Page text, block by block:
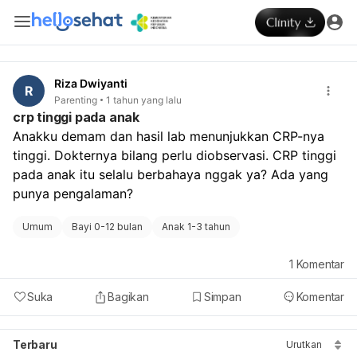
R Riza Dwiyanti
Parenting 1 tahun yang lalu
crp tinggi pada anak
Anakku demam dan hasil lab menunjukkan CRP-nya
tinggi. Dokternya bilang perlu diobservasi. CRP tinggi
pada anak itu selalu berbahaya nggak ya? Ada yang
punya pengalaman?
Umum Bayi 0-12 bulan Anak 1-3 tahun
Suka Bagikan Simpan Komentar
1 Komentar
Terbaru Urutkan